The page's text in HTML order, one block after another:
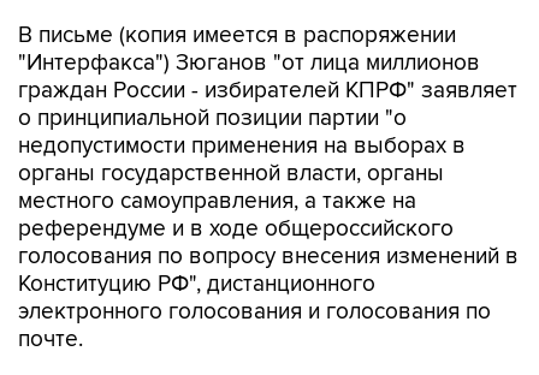
В письме (копия имеется в распоряжении
"Интерфакса") Зюганов "от лица миллионов
граждан России - избирателей КПРФ" заявляет
о принципиальной позиции партии "о
недопустимости применения на выборах в
органы государственной власти, органы
местного самоуправления, а также на
референдуме и в ходе общероссийского
голосования по вопросу внесения изменений в
Конституцию РФ", дистанционного
электронного голосования и голосования по
почте.